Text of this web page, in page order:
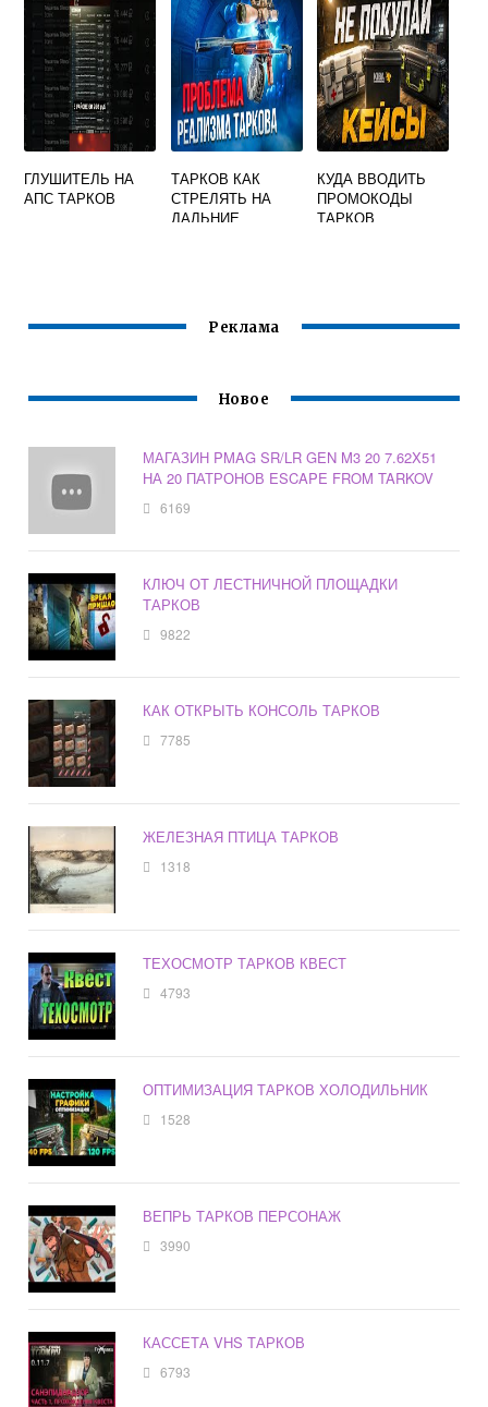
ГЛУШИТЕЛЬ НА
АПС ТАРКОВ
ТАРКОВ КАК
СТРЕЛЯТЬ НА
ДАЛЬНИЕ
КУДА ВВОДИТЬ
ПРОМОКОДЫ
ТАРКОВ
Реклама
Новое
МАГАЗИН PMAG SR/LR GEN M3 20 7.62X51
НА 20 ПАТРОНОВ ESCAPE FROM TARKOV
6169
КЛЮЧ ОТ ЛЕСТНИЧНОЙ ПЛОЩАДКИ
ТАРКОВ
9822
КАК ОТКРЫТЬ КОНСОЛЬ ТАРКОВ
7785
ЖЕЛЕЗНАЯ ПТИЦА ТАРКОВ
1318
ТЕХОСМОТР ТАРКОВ КВЕСТ
4793
ОПТИМИЗАЦИЯ ТАРКОВ ХОЛОДИЛЬНИК
1528
ВЕПРЬ ТАРКОВ ПЕРСОНАЖ
3990
КАССЕТА VHS ТАРКОВ
6793